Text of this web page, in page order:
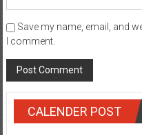
Save my name, email, and
I comment.
CALENDER POST